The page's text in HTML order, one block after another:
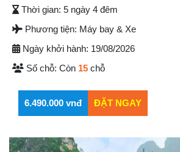
Thời gian: 5 ngày 4 đêm
Phương tiện: Máy bay & Xe
Ngày khởi hành: 19/08/2026
Số chỗ: Còn 15 chỗ